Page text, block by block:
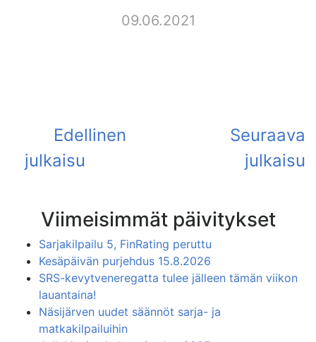
09.06.2021
Viimeisimmät päivitykset
Sarjakilpailu 5, FinRating peruttu
Kesäpäivän purjehdus 15.8.2026
SRS-kevytveneregatta tulee jälleen tämän viikon
lauantaina!
Näsijärven uudet säännöt sarja- ja
matkakilpailuihin